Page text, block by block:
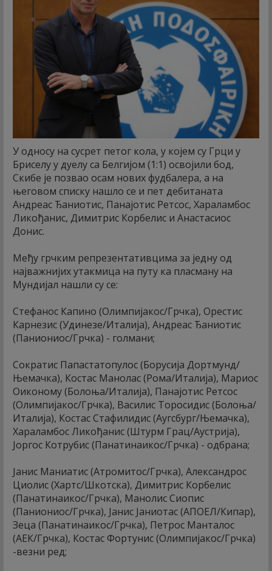
У односу на сусрет петог кола, у којем су Грци у
Бриселу у дуелу са Белгијом (1:1) освојили бод,
Скибе је позвао осам нових фудбалера, а на
његовом списку нашло се и пет дебитаната
Андреас Ђаниотис, Панајотис Ретсос, Хараламбос
Ликођанис, Димитрис Корбелис и Анастасиос
Донис.
Међу грчким репрезентативцима за једну од
најважнијих утакмица на путу ка пласману на
Мундијал нашли су се:
Стефанос Капино (Олимпијакос/Грчка), Орестис
Карнезис (Удинезе/Италија), Андреас Ђаниотис
(Паниониос/Грчка) - голмани;
Сократис Папастатопулос (Борусија Дортмунд/
Њемачка), Костас Манолас (Рома/Италија), Мариос
Оиконому (Болоња/Италија), Панајотис Ретсос
(Олимпијакос/Грчка), Василис Торосидис (Болоња/
Италија), Костас Стафилидис (Аугсбург/Њемачка),
Хараламбос Ликођанис (Штурм Грац/Аустрија),
Јоргос Котрубис (Панатинаикос/Грчка) - одбрана;
Јанис Маниатис (Атромитос/Грчка), Александрос
Циолис (Хартс/Шкотска), Димитрис Корбелис
(Панатинаикос/Грчка), Манолис Сиопис
(Паниониос/Грчка), Јанис Јаниотас (АПОЕЛ/Кипар),
Зеца (Панатинаикос/Грчка), Петрос Манталос
(АЕК/Грчка), Костас Фортунис (Олимпијакос/Грчка)
-везни ред;